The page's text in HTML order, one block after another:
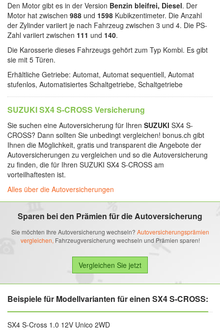
Den Motor gibt es in der Version Benzin bleifrei, Diesel. Der
Motor hat zwischen 988 und 1598 Kubikzentimeter. Die Anzahl
der Zylinder variiert je nach Fahrzeug zwischen 3 und 4. Die PS-
Zahl variiert zwischen 111 und 140.
Die Karosserie dieses Fahrzeugs gehört zum Typ Kombi. Es gibt
sie mit 5 Türen.
Erhältliche Getriebe: Automat, Automat sequentiell, Automat
stufenlos, Automatisiertes Schaltgetriebe, Schaltgetriebe
SUZUKI SX4 S-CROSS Versicherung
Sie suchen eine Autoversicherung für Ihren SUZUKI SX4 S-
CROSS? Dann sollten Sie unbedingt vergleichen! bonus.ch gibt
Ihnen die Möglichkeit, gratis und transparent die Angebote der
Autoversicherungen zu vergleichen und so die Autoversicherung
zu finden, die für Ihren SUZUKI SX4 S-CROSS am
vorteilhaftesten ist.
Alles über die Autoversicherungen
Sparen bei den Prämien für die Autoversicherung
Sie möchten Ihre Autoversicherung wechseln? Autoversicherungsprämien
vergleichen, Fahrzeugversicherung wechseln und Prämien sparen!
Beispiele für Modellvarianten für einen SX4 S-CROSS:
SX4 S-Cross 1.0 12V Unico 2WD